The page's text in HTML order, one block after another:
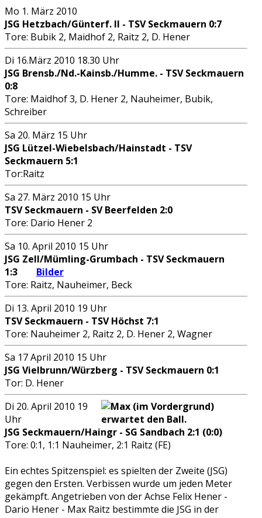
Mo 1. März 2010
JSG Hetzbach/Günterf. II - TSV Seckmauern 0:7
Tore: Bubik 2, Maidhof 2, Raitz 2, D. Hener
Di 16.März 2010 18.30 Uhr
JSG Brensb./Nd.-Kainsb./Humme. - TSV Seckmauern
0:8
Tore: Maidhof 3, D. Hener 2, Nauheimer, Bubik,
Schreiber
Sa 20. März 15 Uhr
JSG Lützel-Wiebelsbach/Hainstadt - TSV
Seckmauern 5:1
Tor:Raitz
Sa 27. März 2010 15 Uhr
TSV Seckmauern - SV Beerfelden 2:0
Tore: Dario Hener 2
Sa 10. April 2010 15 Uhr
JSG Zell/Mümling-Grumbach - TSV Seckmauern
1:3 Bilder
Tore: Raitz, Nauheimer, Beck
Di 13. April 2010 19 Uhr
TSV Seckmauern - TSV Höchst 7:1
Tore: Nauheimer 2, Raitz 2, D. Hener 2, Wagner
Sa 17 April 2010 15 Uhr
JSG Vielbrunn/Würzberg - TSV Seckmauern 0:1
Tor: D. Hener
Di 20. April 2010 19
Uhr
JSG Seckmauern/Haingr - SG Sandbach 2:1 (0:0)
Tore: 0:1, 1:1 Nauheimer, 2:1 Raitz (FE)
Ein echtes Spitzenspiel: es spielten der Zweite (JSG)
gegen den Ersten. Verbissen wurde um jeden Meter
gekämpft. Angetrieben von der Achse Felix Hener -
Dario Hener - Max Raitz bestimmte die JSG in der